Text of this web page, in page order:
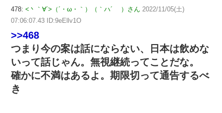
478: <丶｀∀´>（´・ω・｀）（｀ハ´ ）さん 2022/11/05(土)
07:06:07.43 ID:9eEllv1O
>>468
つまり今の案は話にならない、日本は飲めな
いって話じゃん。無視継続ってことだな。
確かに不満はあるよ。期限切って通告するべ
き